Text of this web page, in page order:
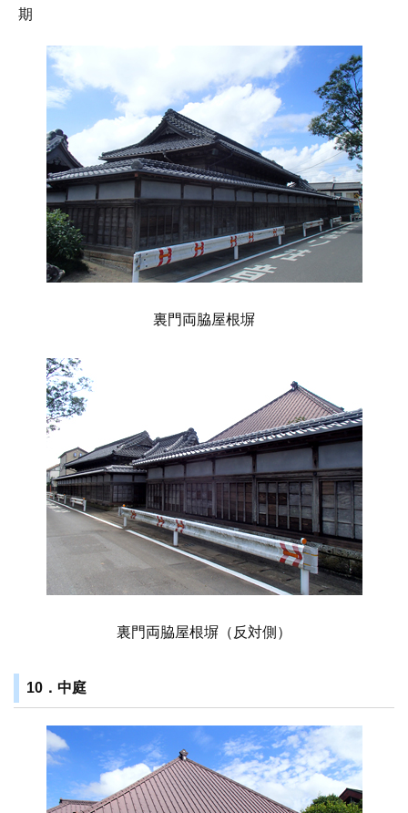
期
裏門両脇屋根塀
裏門両脇屋根塀（反対側）
10．中庭